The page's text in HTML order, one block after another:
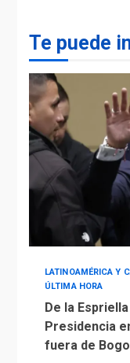
Te puede
LATINOAMÉRICA Y
ÚLTIMA HORA
De la
Presidencia
fuera de